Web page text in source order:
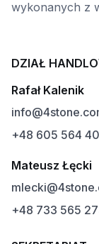
wykonanych z
DZIAŁ
Rafał Kalenik
+48 605 564
Mateusz Łęcki
+48 733 565